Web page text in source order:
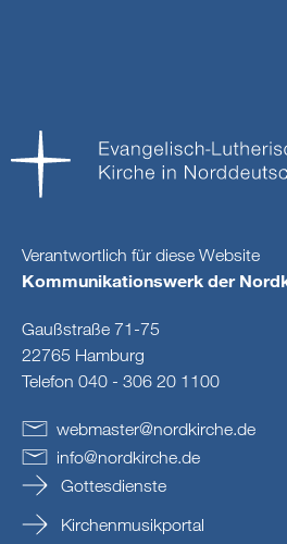
Verantwortlich für diese Website
Kommunikationswerk der
Gaußstraße 71-75
22765 Hamburg
Telefon 040 - 306 20 1100
webmaster@nordkirche.de
info@nordkirche.de
Gottesdienste
Kirchenmusikportal